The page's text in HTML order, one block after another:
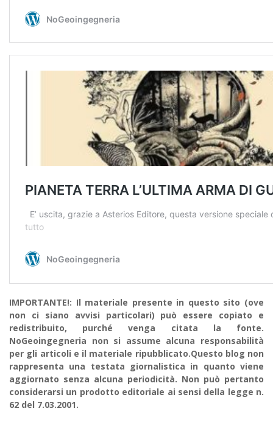
IMPORTANTE!: Il materiale presente in questo sito (ove
non ci siano avvisi particolari) può essere copiato e
redistribuito, purché venga citata la fonte.
NoGeoingegneria non si assume alcuna responsabilità
per gli articoli e il materiale ripubblicato.Questo blog non
rappresenta una testata giornalistica in quanto viene
aggiornato senza alcuna periodicità. Non può pertanto
considerarsi un prodotto editoriale ai sensi della legge n.
62 del 7.03.2001.